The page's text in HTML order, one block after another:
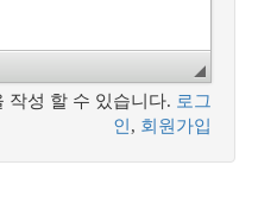
작성 할 수 있습니다. 로그
인 , 회원가입